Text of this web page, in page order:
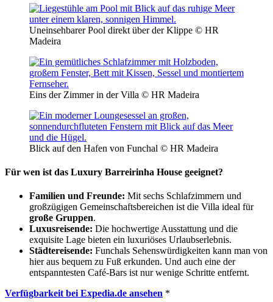
Uneinsehbarer Pool direkt über der Klippe © HR
Madeira
Eins der Zimmer in der Villa © HR Madeira
Blick auf den Hafen von Funchal © HR Madeira
Für wen ist das Luxury Barreirinha House geeignet?
Familien und Freunde: Mit sechs Schlafzimmern und
großzügigen Gemeinschaftsbereichen ist die Villa ideal für
große Gruppen.
Luxusreisende: Die hochwertige Ausstattung und die
exquisite Lage bieten ein luxuriöses Urlaubserlebnis.
Städtereisende: Funchals Sehenswürdigkeiten kann man von
hier aus bequem zu Fuß erkunden. Und auch eine der
entspanntesten Café-Bars ist nur wenige Schritte entfernt.
Verfügbarkeit bei Expedia.de ansehen *